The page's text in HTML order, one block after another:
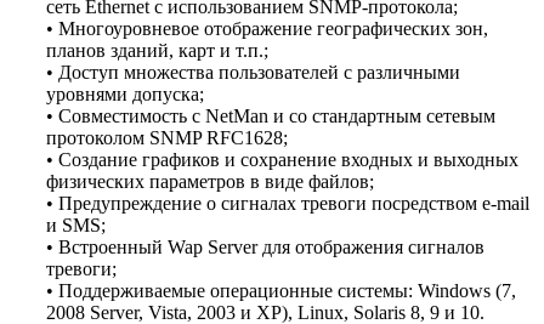
сеть Ethernet с использованием SNMP-протокола;
• Многоуровневое отображение географических зон,
планов зданий, карт и т.п.;
• Доступ множества пользователей с различными
уровнями допуска;
• Совместимость с NetMan и со стандартным сетевым
протоколом SNMP RFC1628;
• Создание графиков и сохранение входных и выходных
физических параметров в виде файлов;
• Предупреждение о сигналах тревоги посредством e-mail
и SMS;
• Встроенный Wap Server для отображения сигналов
тревоги;
• Поддерживаемые операционные системы: Windows (7,
2008 Server, Vista, 2003 и XP), Linux, Solaris 8, 9 и 10.